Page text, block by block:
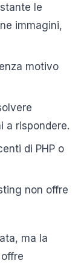
le
immagini,
motivo
a rispondere.
di PHP o
non offre
ma la